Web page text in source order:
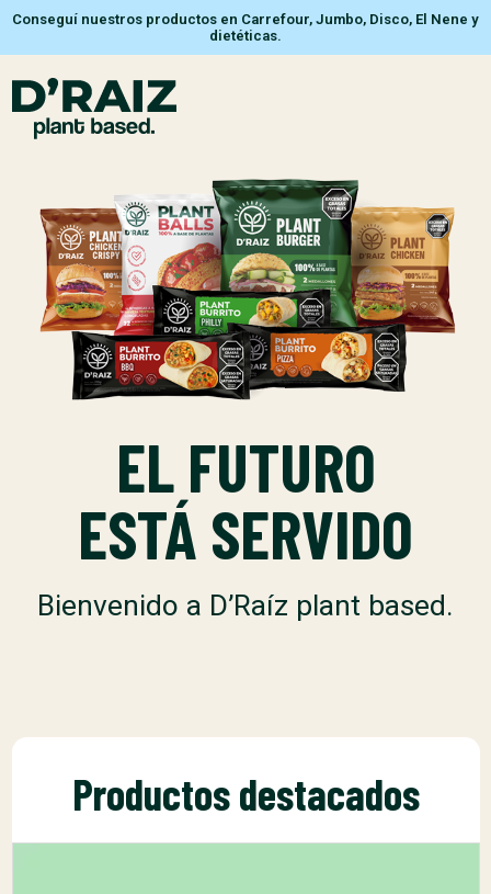
Conseguí nuestros productos en Carrefour, Jumbo, Disco, El Nene y
dietéticas.
EL FUTURO
ESTÁ SERVIDO
Bienvenido a D’Raíz plant based.
Productos destacados